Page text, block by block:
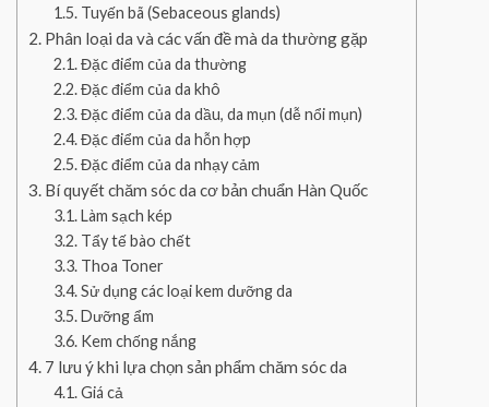
Tuyến bã (Sebaceous glands)
Phân loại da và các vấn đề mà da thường gặp
Đặc điểm của da thường
Đặc điểm của da khô
Đặc điểm của da dầu, da mụn (dễ nổi mụn)
Đặc điểm của da hỗn hợp
Đặc điểm của da nhạy cảm
Bí quyết chăm sóc da cơ bản chuẩn Hàn Quốc
Làm sạch kép
Tẩy tế bào chết
Thoa Toner
Sử dụng các loại kem dưỡng da
Dưỡng ẩm
Kem chống nắng
7 lưu ý khi lựa chọn sản phẩm chăm sóc da
Giá cả